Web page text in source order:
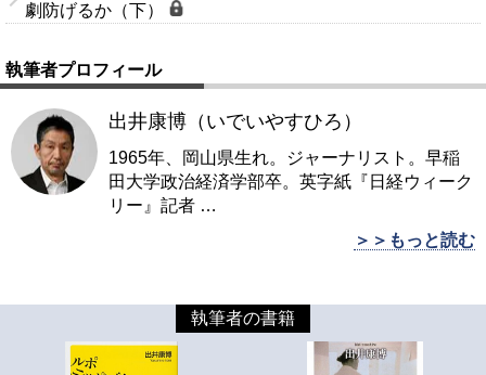
劇防げるか（下）
執筆者プロフィール
出井康博（いでいやすひろ）
1965年、岡山県生れ。ジャーナリスト。早稲
田大学政治経済学部卒。英字紙『日経ウィーク
リー』記者 …
＞＞もっと読む
執筆者の書籍